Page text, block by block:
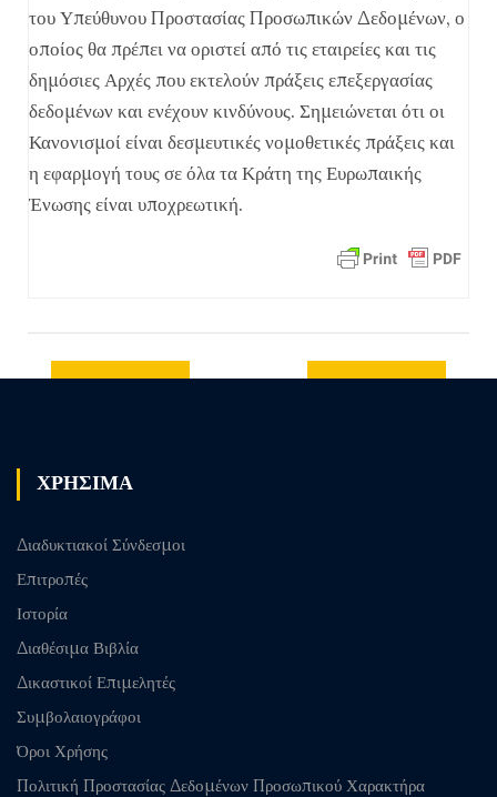
του Υπεύθυνου Προστασίας Προσωπικών Δεδομένων, ο
οποίος θα πρέπει να οριστεί από τις εταιρείες και τις
δημόσιες Αρχές που εκτελούν πράξεις επεξεργασίας
δεδομένων και ενέχουν κινδύνους. Σημειώνεται ότι οι
Κανονισμοί είναι δεσμευτικές νομοθετικές πράξεις και
η εφαρμογή τους σε όλα τα Κράτη της Ευρωπαικής
Ένωσης είναι υποχρεωτική.
ΧΡΗΣΙΜΑ
Διαδυκτιακοί Σύνδεσμοι
Επιτροπές
Ιστορία
Διαθέσιμα Βιβλία
Δικαστικοί Επιμελητές
Συμβολαιογράφοι
Όροι Χρήσης
Πολιτική Προστασίας Δεδομένων Προσωπικού Χαρακτήρα